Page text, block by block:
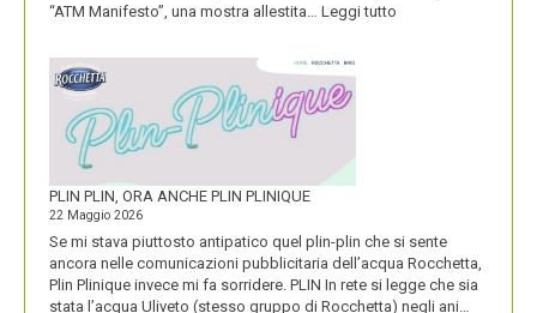
“ATM Manifesto”, una mostra allestita… Leggi tutto
PLIN PLIN, ORA ANCHE PLIN PLINIQUE
22 Maggio 2026
Se mi stava piuttosto antipatico quel plin-plin che si sente
ancora nelle comunicazioni pubblicitaria dell’acqua Rocchetta,
Plin Plinique invece mi fa sorridere. PLIN In rete si legge che sia
stata l’acqua Uliveto (stesso gruppo di Rocchetta) negli ani…